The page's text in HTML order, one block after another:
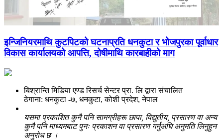
इन्जिनियरमाथि कुटपिटको घटनाप्रति धनकुटा र भोजपुरका पूर्वाधार
विकास कार्यालयको आपत्ति, दोषीमाथि कारबाहीको माग
बिश्रान्ति मिडिया एण्ड रिसर्च सेन्टर प्रा. लि द्वारा संचालित
ठेगाना: धनकुटा -७, धनकुटा, कोशी प्रदेश, नेपाल
यसमा प्रकाशित कुनै पनि सामग्रीहरू छापा, विद्युतीय, प्रसारण वा अन्य
कुनै पनि माध्यमबाट पुनः प्रकाशन वा प्रसारण गर्नुअघि अनुमति लिनुहुन
अनुरोध छ ।